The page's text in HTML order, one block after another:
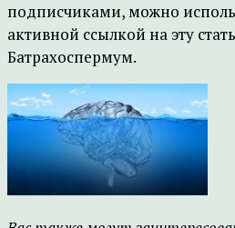
подписчиками, можно
активной ссылкой на эту
Батрахоспермум.